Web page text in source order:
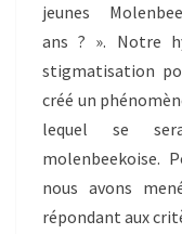
jeunes
ans ? ». Notre
stigmatisation
créé un
lequel se
molenbeekoise.
nous avons
répondant aux